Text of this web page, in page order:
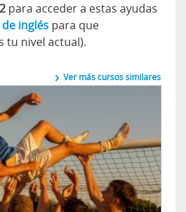
para acceder a estas ayudas
inglés para que
tu nivel actual).
Ver más cursos similares